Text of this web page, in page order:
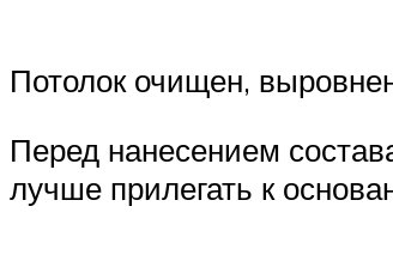
Потолок очищен,
Перед нанесением
лучше прилегать к